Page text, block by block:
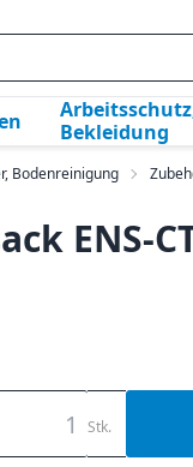
Bekleidung
Bodenreinigung
ENS-
Stk.